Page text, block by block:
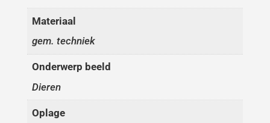
Materiaal
gem. techniek
Onderwerp beeld
Dieren
Oplage